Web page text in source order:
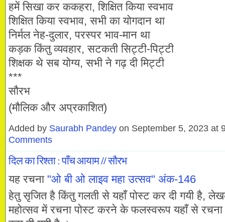
हमें सिखा कर ककहरा, शिक्षित किया स्वभाव
शिक्षित किया स्वभाव, सभी का योगदान था
निर्मल नेह-दुलार, परस्पर भाव-मान था
कड़क किंतु व्यवहार, सटकती सिट्टी-पिट्टी
शिक्षक थे सब योग्य, सभी ने गढ़ दी मिट्टी
***
सौरभ
(मौलिक और अप्रकाशित)
Added by Saurabh Pandey on September 5, 2023
Comments
दिल का रिश्ता : पाँच आयाम // सौरभ
यह रचना "ओ बी ओ लाइव महा उत्सव" अंक-146
हेतु सृजित है किंतु गलती से यहाँ पोस्ट कर दी गयी है,
महोत्सव में रचना पोस्ट करने के फलस्वरूप यहाँ से